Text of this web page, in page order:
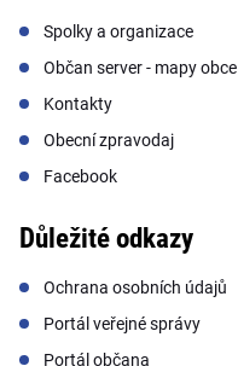
Spolky a organizace
Občan server - mapy obce
Kontakty
Obecní zpravodaj
Facebook
Důležité odkazy
Ochrana osobních údajů
Portál veřejné správy
Portál občana